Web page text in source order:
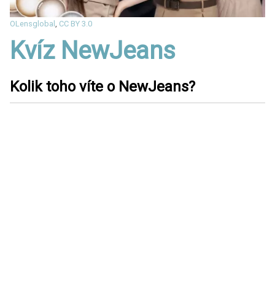
OLensglobal , CC BY 3.0
Kvíz NewJeans
Kolik toho víte o NewJeans?